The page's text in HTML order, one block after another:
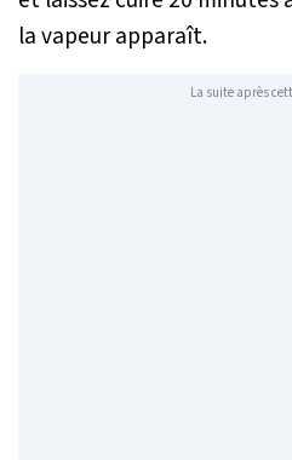
la vapeur apparaît.
La suite après